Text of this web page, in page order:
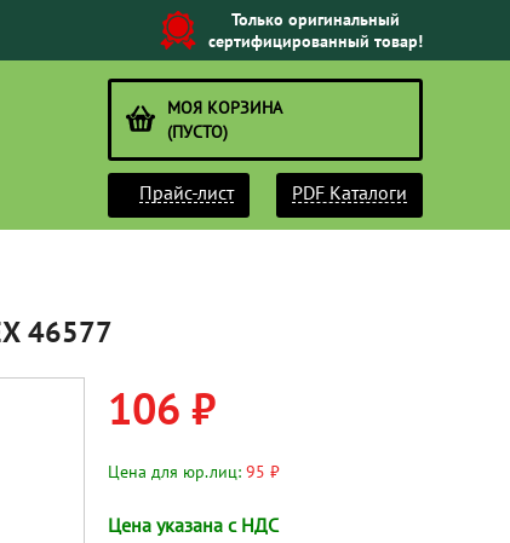
Только оригинальный
сертифицированный товар!
МОЯ КОРЗИНА
(ПУСТО)
Прайс-лист PDF Каталоги
46577
106 ₽
Цена для юр.лиц: 95 ₽
Цена указана с НДС